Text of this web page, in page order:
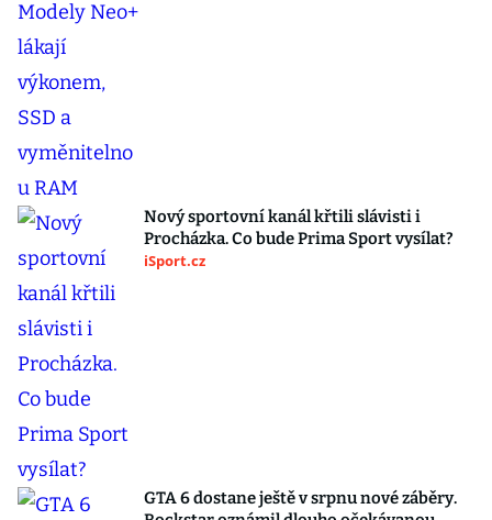
Nový sportovní kanál křtili slávisti i
Procházka. Co bude Prima Sport vysílat?
iSport.cz
GTA 6 dostane ještě v srpnu nové záběry.